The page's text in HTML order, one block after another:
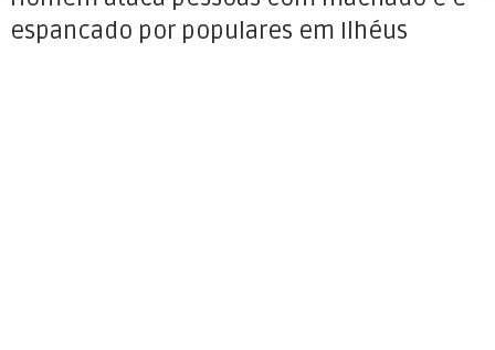
espancado por populares em Ilhéus